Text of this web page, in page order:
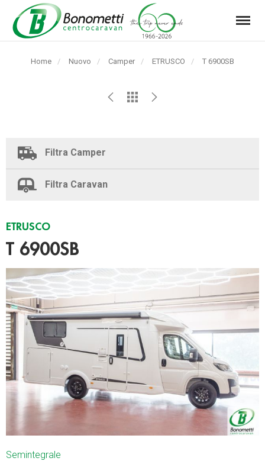
Automarket
Bonometti
Menu
Home Nuovo Camper ETRUSCO
Pagina
T 6900SB
Filtra Camper
Filtra Caravan
ETRUSCO
T 6900SB
Semintegrale